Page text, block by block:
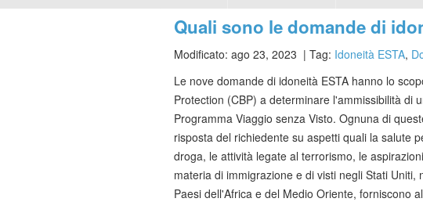
Quali sono le domande di
Modificato: ago 23, 2023 | Tag: Idoneità ESTA,
Le nove domande di idoneità ESTA hanno lo
Protection (CBP) a determinare l'ammissibilità di
Programma Viaggio senza Visto. Ognuna di
risposta del richiedente su aspetti quali la salute
droga, le attività legate al terrorismo, le
materia di immigrazione e di visti negli Stati
Paesi dell'Africa e del Medio Oriente, forniscono